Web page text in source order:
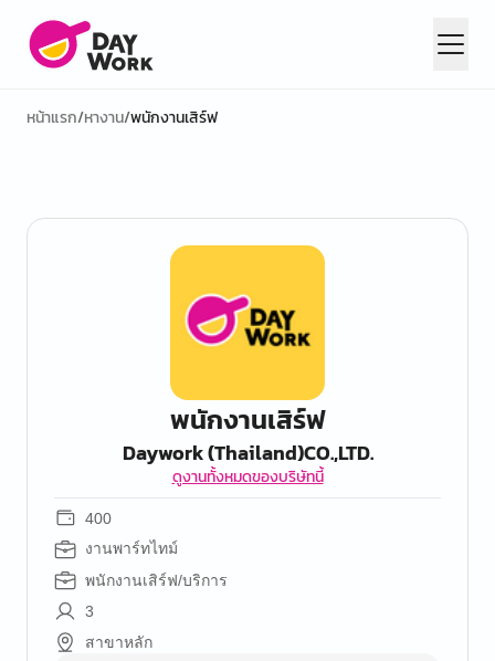
หน้าแรก/หางาน/พนักงานเสิร์ฟ
พนักงานเสิร์ฟ
Daywork (Thailand)CO.,LTD.
ดูงานทั้งหมดของบริษัทนี้
400
งานพาร์ทไทม์
พนักงานเสิร์ฟ/บริการ
3
สาขาหลัก